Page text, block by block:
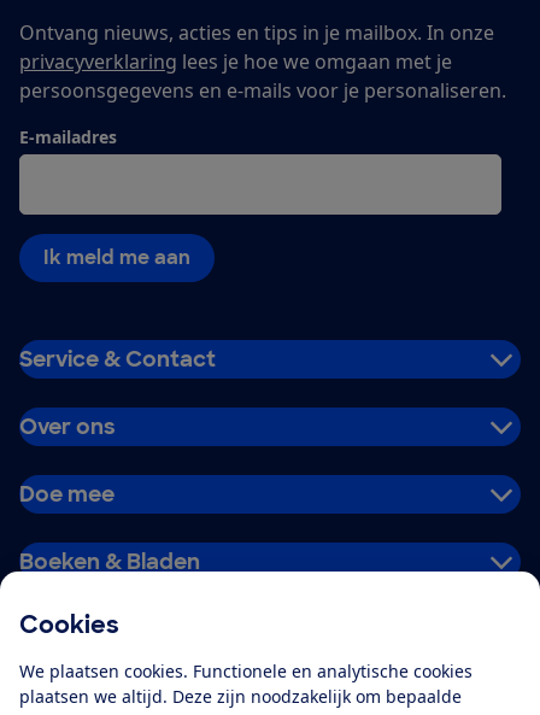
Cookies
We plaatsen cookies. Functionele en analytische cookies
plaatsen we altijd. Deze zijn noodzakelijk om bepaalde
Ontvang nieuws, acties en tips in je mailbox. In onze
privacyverklaring lees je hoe we omgaan met je
persoonsgegevens en e-mails voor je personaliseren.
E-mailadres
Ik meld me aan
Service & Contact
Over ons
Doe mee
Boeken & Bladen